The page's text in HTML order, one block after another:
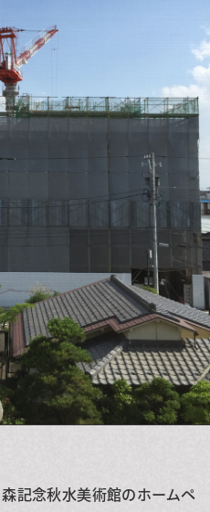
記念秋水美術館のホームペ